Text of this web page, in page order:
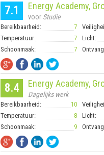
7.1 Energy Academy,
voor Studie
Bereikbaarheid: 7
Temperatuur:
7 Licht:
Schoonmaak:
7
8.4 Energy Academy,
Dagelijks werk
Bereikbaarheid: 10
Temperatuur:
8 Licht:
Schoonmaak:
9